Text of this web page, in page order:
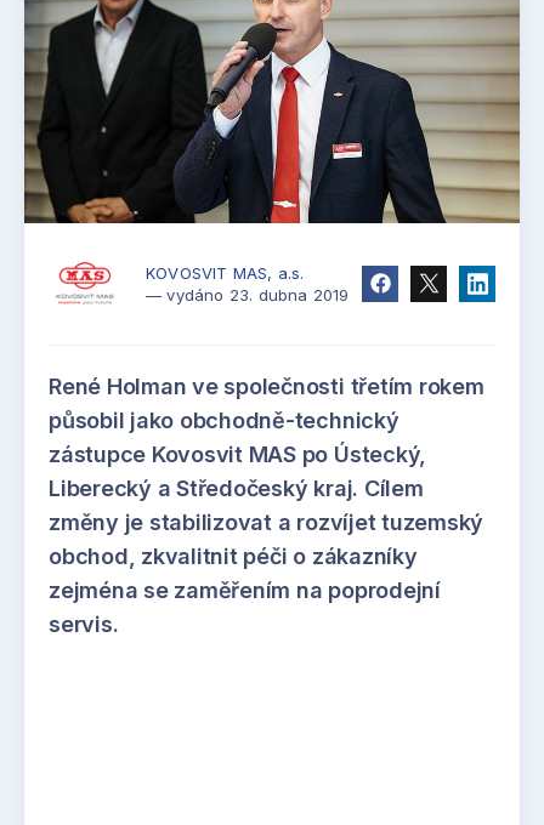
KOVOSVIT MAS, a.s.
— vydáno 23. dubna 2019
René Holman ve společnosti třetím rokem
působil jako obchodně-technický
zástupce Kovosvit MAS po Ústecký,
Liberecký a Středočeský kraj. Cílem
změny je stabilizovat a rozvíjet tuzemský
obchod, zkvalitnit péči o zákazníky
zejména se zaměřením na poprodejní
servis.